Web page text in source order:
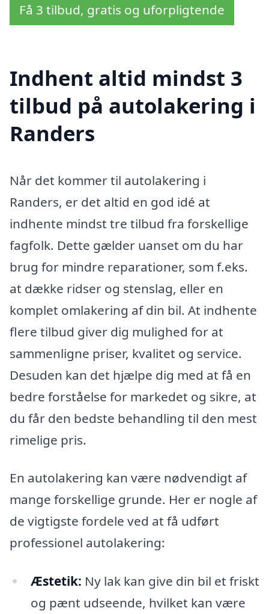
Få 3 tilbud, gratis og uforpligtende
Indhent altid mindst 3
tilbud på autolakering i
Randers
Når det kommer til autolakering i
Randers, er det altid en god idé at
indhente mindst tre tilbud fra forskellige
fagfolk. Dette gælder uanset om du har
brug for mindre reparationer, som f.eks.
at dække ridser og stenslag, eller en
komplet omlakering af din bil. At indhente
flere tilbud giver dig mulighed for at
sammenligne priser, kvalitet og service.
Desuden kan det hjælpe dig med at få en
bedre forståelse for markedet og sikre, at
du får den bedste behandling til den mest
rimelige pris.
En autolakering kan være nødvendigt af
mange forskellige grunde. Her er nogle af
de vigtigste fordele ved at få udført
professionel autolakering:
Æstetik: Ny lak kan give din bil et friskt
og pænt udseende, hvilket kan være